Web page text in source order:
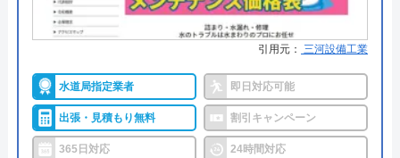
所在地
〒113-0033
東京都文京区本郷5-1-11
対応エリア詳
細
名古屋市のトイレ水漏れ・つまり修理
に駆けつけ対応｜水道局指定業者ハウ
スラボホーム
拠点数2270店舗と日本全国に拠点を構え、年中無休
で対応をしています。日中はコールセンターにて問
水トラブルの不安もすぐに解消できます。
調整作業のみであれば8,800円～と明朗会計。問い合
引用元： 三河設備工業
水道局指定業者 即日対応可能
出張・見積もり無料 割引キャンペーン
365日対応 24時間対応